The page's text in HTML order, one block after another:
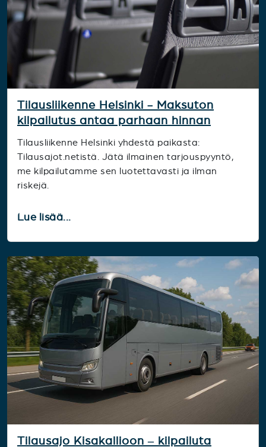
Tilausliikenne Helsinki - Maksuton
kilpailutus antaa parhaan hinnan
Tilausliikenne Helsinki yhdestä paikasta:
Tilausajot.netistä. Jätä ilmainen tarjouspyyntö,
me kilpailutamme sen luotettavasti ja ilman
riskejä.
Lue lisää...
Tilausajo Kisakallioon – kilpailuta